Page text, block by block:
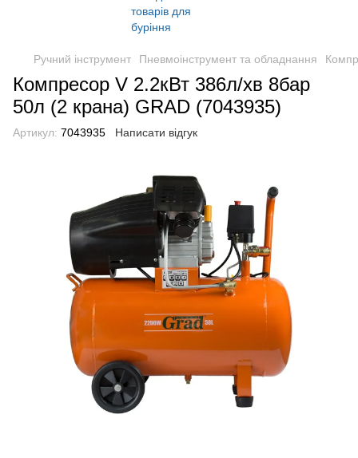
Ручний інструмент Пневмоінструмент та обладнання
Компресор V 2.2кВт 386л/хв 8бар
50л (2 крана) GRAD (7043935)
Артикул: 7043935 Написати відгук